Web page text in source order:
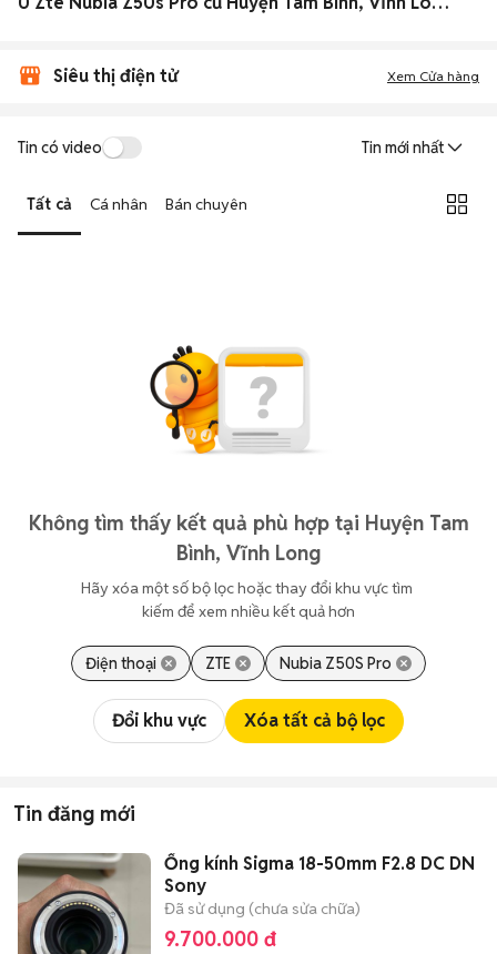
Siêu thị điện tử Xem Cửa hàng
Tin có video Tin mới nhất
Tất cả Cá nhân Bán chuyên
Không tìm thấy kết quả phù hợp tại Huyện Tam
Bình, Vĩnh Long
Hãy xóa một số bộ lọc hoặc thay đổi khu vực tìm
kiếm để xem nhiều kết quả hơn
Điện thoại ZTE Nubia Z50S Pro
Đổi khu vực Xóa tất cả bộ lọc
Tin đăng mới
Ống kính Sigma 18-50mm F2.8 DC DN
Sony
Đã sử dụng (chưa sửa chữa)
9.700.000 đ